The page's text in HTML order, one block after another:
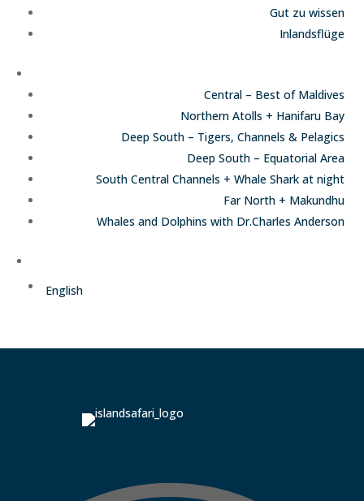
Gut zu wissen
Inlandsflüge
Central – Best of Maldives
Northern Atolls + Hanifaru Bay
Deep South – Tigers, Channels & Pelagics
Deep South – Equatorial Area
South Central Channels + Whale Shark at night
Far North + Makundhu
Whales and Dolphins with Dr.Charles Anderson
English